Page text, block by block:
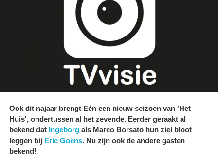
Ook dit najaar brengt Eén een nieuw seizoen van 'Het
Huis', ondertussen al het zevende. Eerder geraakt al
bekend dat Ingeborg als Marco Borsato hun ziel bloot
leggen bij Eric Goens. Nu zijn ook de andere gasten
bekend!